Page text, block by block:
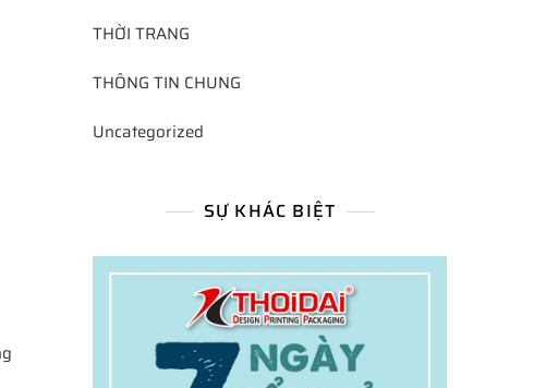
THỜI TRANG
THÔNG TIN CHUNG
Uncategorized
SỰ KHÁC BIỆT